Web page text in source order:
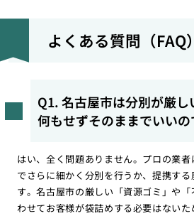
よくある質問（FAQ）
Q1. 名古屋市は分別が厳
何もせずそのままでいいの
はい、全く問題ありません。プロの業
でさらに細かく分別を行うか、提携す
す。名古屋市の厳しい「資源ゴミ」や
わせてお客様が袋詰めする必要はない